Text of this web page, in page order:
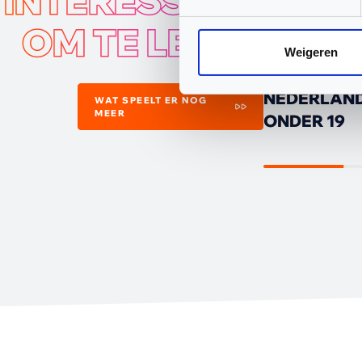
Weigeren
OM TE LEZEN
WAT SPEELT ER NOG
MEER
ERVARING
ONDER 19